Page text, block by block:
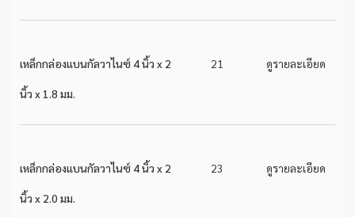
เหล็กกล่องแบนกัลวาไนซ์ 4 นิ้ว x 2
นิ้ว x 1.8 มม.
21 ดูรายละเอียด
เหล็กกล่องแบนกัลวาไนซ์ 4 นิ้ว x 2
นิ้ว x 2.0 มม.
23 ดูรายละเอียด